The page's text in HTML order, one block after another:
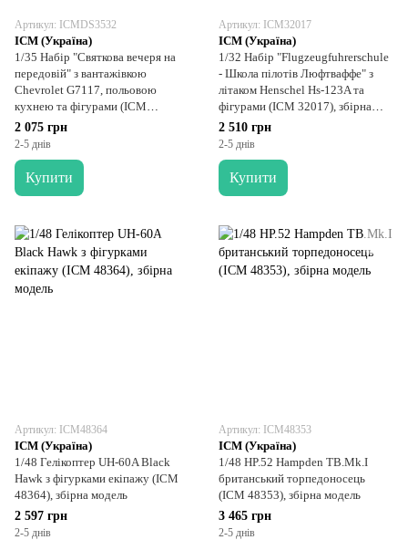
Артикул: ICMDS3532
ICM (Україна)
1/35 Набір "Святкова вечеря на
передовій" з вантажівкою
Chevrolet G7117, польовою
кухнею та фігурами (ICM
DS3532), збірна модель
2 075 грн
2-5 днів
Купити
Артикул: ICM32017
ICM (Україна)
1/32 Набір "Flugzeugfuhrerschule
- Школа пілотів Люфтваффе" з
літаком Henschel Hs-123A та
фігурами (ICM 32017), збірна
модель
2 510 грн
2-5 днів
Купити
Артикул: ICM48364
ICM (Україна)
1/48 Гелікоптер UH-60A Black
Hawk з фігурками екіпажу (ICM
48364), збірна модель
2 597 грн
2-5 днів
Артикул: ICM48353
ICM (Україна)
1/48 HP.52 Hampden TB.Mk.I
британський торпедоносець
(ICM 48353), збірна модель
3 465 грн
2-5 днів